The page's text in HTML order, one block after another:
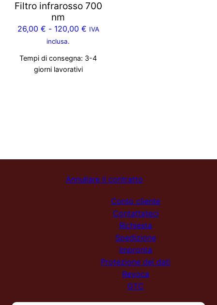
Filtro infrarosso 700
nm
26,00 € - 120,00 € IVA
inclusa.
Tempi di consegna: 3-4
giorni lavorativi
Annullare il contratto
Conto cliente
Contattateci
Richiesta
Spedizione
Impronta
Protezione dei dati
Revoca
GTC